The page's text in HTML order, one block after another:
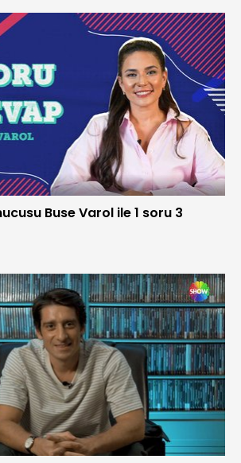
Buse Varol ile 1 soru 3